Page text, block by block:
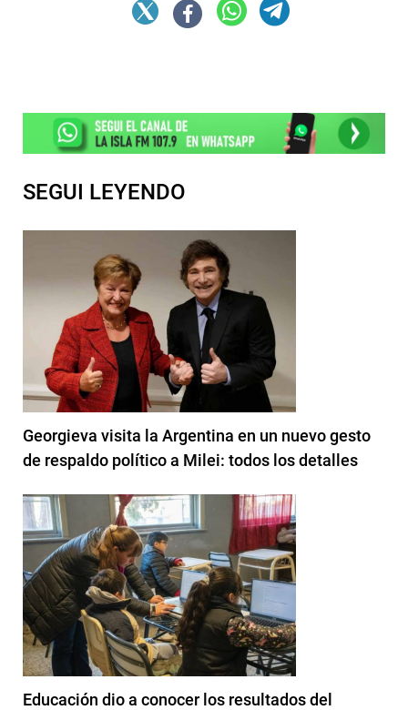
SEGUI LEYENDO
Georgieva visita la Argentina en un nuevo gesto
de respaldo político a Milei: todos los detalles
Educación dio a conocer los resultados del